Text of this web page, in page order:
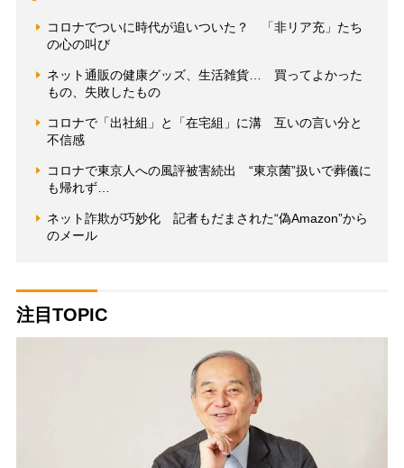
コロナでついに時代が追いついた？ 「非リア充」たち
の心の叫び
ネット通販の健康グッズ、生活雑貨… 買ってよかった
もの、失敗したもの
コロナで「出社組」と「在宅組」に溝 互いの言い分と
不信感
コロナで東京人への風評被害続出 “東京菌”扱いで葬儀に
も帰れず…
ネット詐欺が巧妙化 記者もだまされた“偽Amazon”から
のメール
注目TOPIC